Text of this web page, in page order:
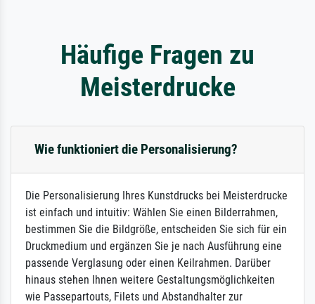
Häufige Fragen zu
Meisterdrucke
Wie funktioniert die Personalisierung?
Die Personalisierung Ihres Kunstdrucks bei Meisterdrucke
ist einfach und intuitiv: Wählen Sie einen Bilderrahmen,
bestimmen Sie die Bildgröße, entscheiden Sie sich für ein
Druckmedium und ergänzen Sie je nach Ausführung eine
passende Verglasung oder einen Keilrahmen. Darüber
hinaus stehen Ihnen weitere Gestaltungsmöglichkeiten
wie Passepartouts, Filets und Abstandhalter zur